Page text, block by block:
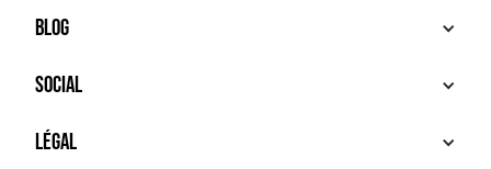
SERVICES PREMIUM
À PROPOS
HOUSE MECANICUS
CONTACT
Blog
NEWS
VIDÉOS
AUTOPÉDIA
Social
INSTAGRAM
TIKTOK
Légal